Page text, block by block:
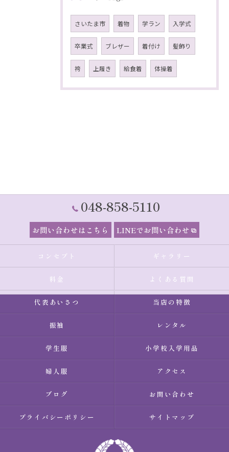
さいたま市 着物 学ラン 入学式
卒業式 ブレザー 着付け 髪飾り
袴 上履き 給食着 体操着
048-858-5110
お問い合わせはこちら LINEでお問い合わせ
コンセプト ギャラリー
料金 よくある質問
代表あいさつ 当店の特徴
振袖 レンタル
学生服 小学校入学用品
婦人服 アクセス
ブログ お問い合わせ
プライバシーポリシー サイトマップ